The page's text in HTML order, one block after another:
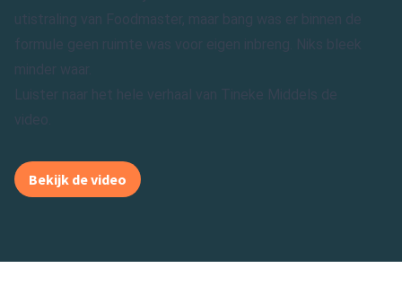
utistraling van Foodmaster, maar bang was er binnen de
formule geen ruimte was voor eigen inbreng. Niks bleek
minder waar.
Luister naar het hele verhaal van Tineke Middels de
video.
Bekijk de video